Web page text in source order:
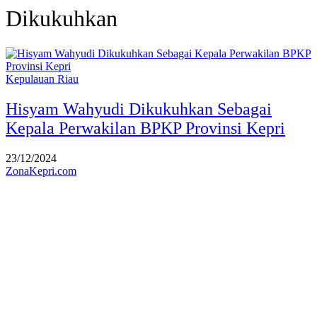
Dikukuhkan
Kepulauan Riau
Hisyam Wahyudi Dikukuhkan Sebagai
Kepala Perwakilan BPKP Provinsi Kepri
23/12/2024
ZonaKepri.com